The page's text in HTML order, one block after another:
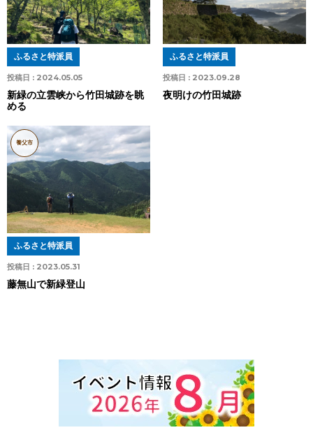
投稿日 : 2024.05.05
ふるさと特派員
新緑の立雲峡から竹田城跡を眺
める
投稿日 : 2023.09.28
ふるさと特派員
夜明けの竹田城跡
養父市
投稿日 : 2023.05.31
ふるさと特派員
藤無山で新緑登山